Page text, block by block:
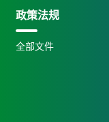
政策法规
全部文件